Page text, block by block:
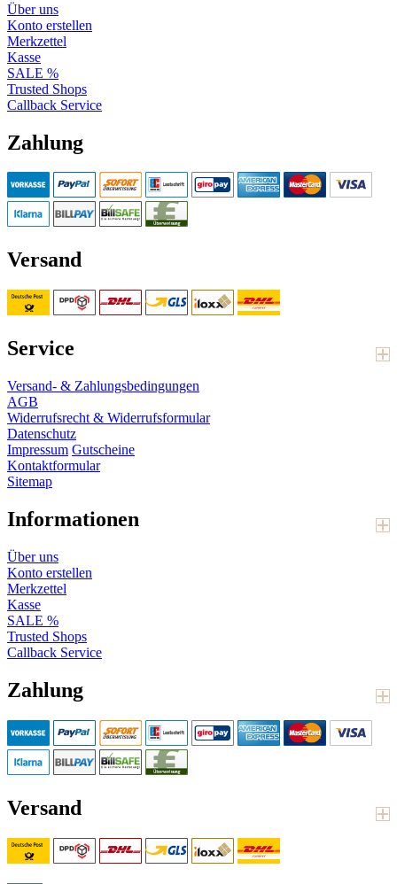
Über uns
Konto erstellen
Merkzettel
Kasse
SALE %
Trusted Shops
Callback Service
Zahlung
Versand
Service
Versand- & Zahlungsbedingungen
AGB
Widerrufsrecht & Widerrufsformular
Datenschutz
Impressum Gutscheine
Kontaktformular
Sitemap
Informationen
Über uns
Konto erstellen
Merkzettel
Kasse
SALE %
Trusted Shops
Callback Service
Zahlung
Versand